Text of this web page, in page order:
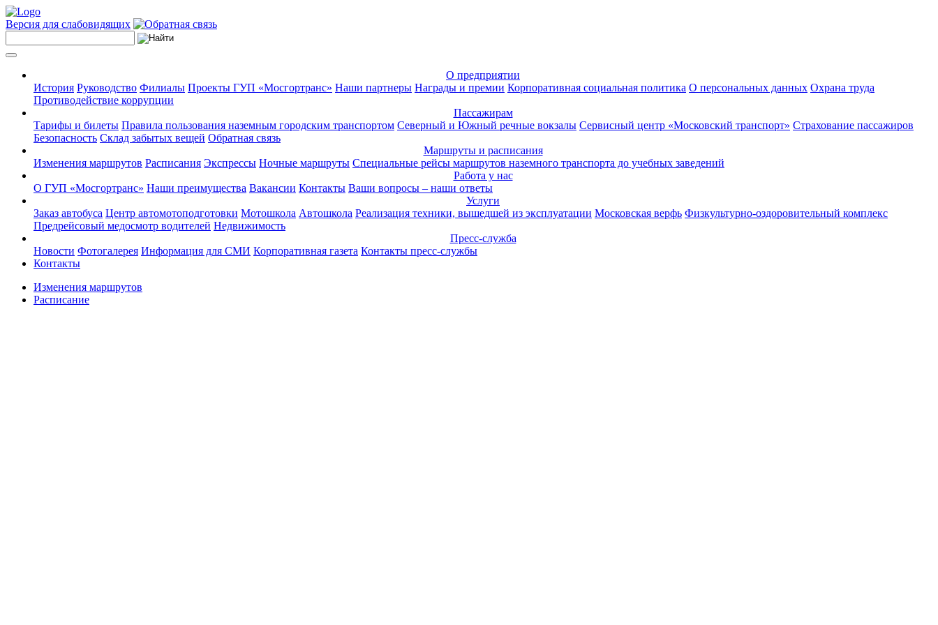
Версия для слабовидящих
О предприятии
История Руководство Филиалы Проекты ГУП «Мосгортранс» Наши партнеры Награды и премии Корпоративная социальная политика О персональных данных Охрана труда
Противодействие коррупции
Пассажирам
Тарифы и билеты Правила пользования наземным городским транспортом Северный и Южный речные вокзалы Сервисный центр «Московский транспорт» Страхование пассажиров
Безопасность Склад забытых вещей Обратная связь
Маршруты и расписания
Изменения маршрутов Расписания Экспрессы Ночные маршруты Специальные рейсы маршрутов наземного транспорта до учебных заведений
Работа у нас
О ГУП «Мосгортранс» Наши преимущества Вакансии Контакты Ваши вопросы – наши ответы
Услуги
Заказ автобуса Центр автомотоподготовки Мотошкола Автошкола Реализация техники, вышедшей из эксплуатации Московская верфь Физкультурно-оздоровительный комплекс
Предрейсовый медосмотр водителей Недвижимость
Пресс-служба
Новости Фотогалерея Информация для СМИ Корпоративная газета Контакты пресс-службы
Контакты
Изменения маршрутов
Расписание